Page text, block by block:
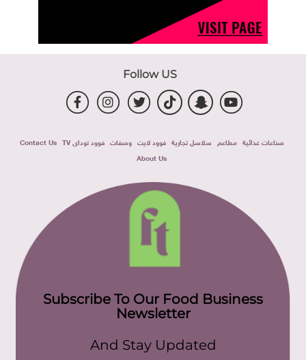
Follow US
صناعات غذائية مطاعم سلاسل تجارية فوود لايت وصفات فوود توداى TV
Contact Us
About Us
Subscribe To Our Food Business
Newsletter
And Stay Updated